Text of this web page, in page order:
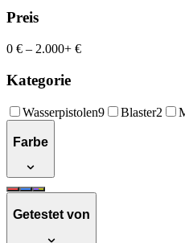
Preis
0 € – 2.000+ €
Kategorie
Wasserpistolen9 Blaster2
Farbe
Getestet von